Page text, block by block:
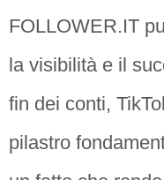
FOLLOWER.IT
la visibilità e il
fin dei conti,
pilastro